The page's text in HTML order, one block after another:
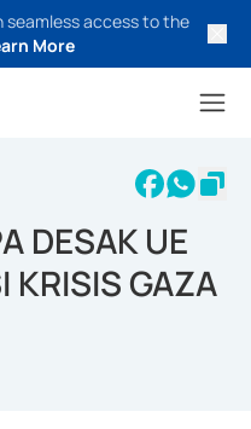
access to the
More
DESAK UE
KRISIS GAZA